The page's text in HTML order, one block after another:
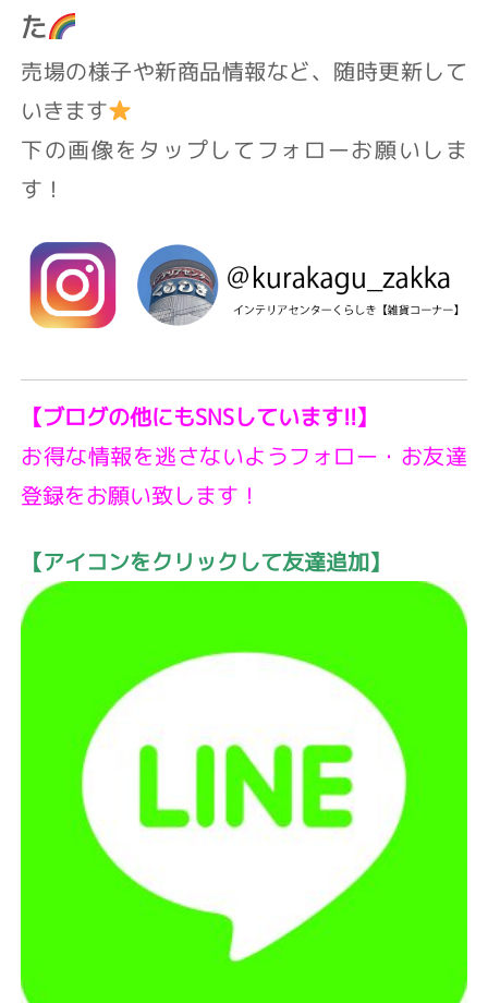
た
売場の様子や新商品情報など、随時更新して
いきます
下の画像をタップしてフォローお願いしま
す！
【ブログの他にもSNSしています!!】
お得な情報を逃さないようフォロー・お友達
登録をお願い致します！
【アイコンをクリックして友達追加】